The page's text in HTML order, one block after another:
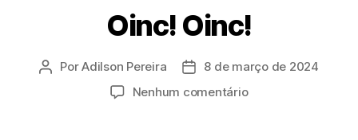
Oinc! Oinc!
Autor
PorAdilson Pereira
Data8 de março de 2024
Nenhum comentárioem